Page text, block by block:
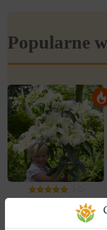
Popularne
Lilia OT Hybryda Pretty